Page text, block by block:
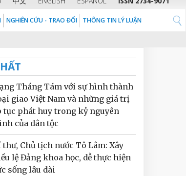
NGHIÊN CỨU - TRAO ĐỔI THÔNG TIN LÝ LUẬN
Tháng Tám với sự hình thành
giao Việt Nam và những giá trị
tục phát huy trong kỷ nguyên
của dân tộc
thư, Chủ tịch nước Tô Lâm: Xây
lệ Đảng khoa học, dễ thực hiện
sống lâu dài